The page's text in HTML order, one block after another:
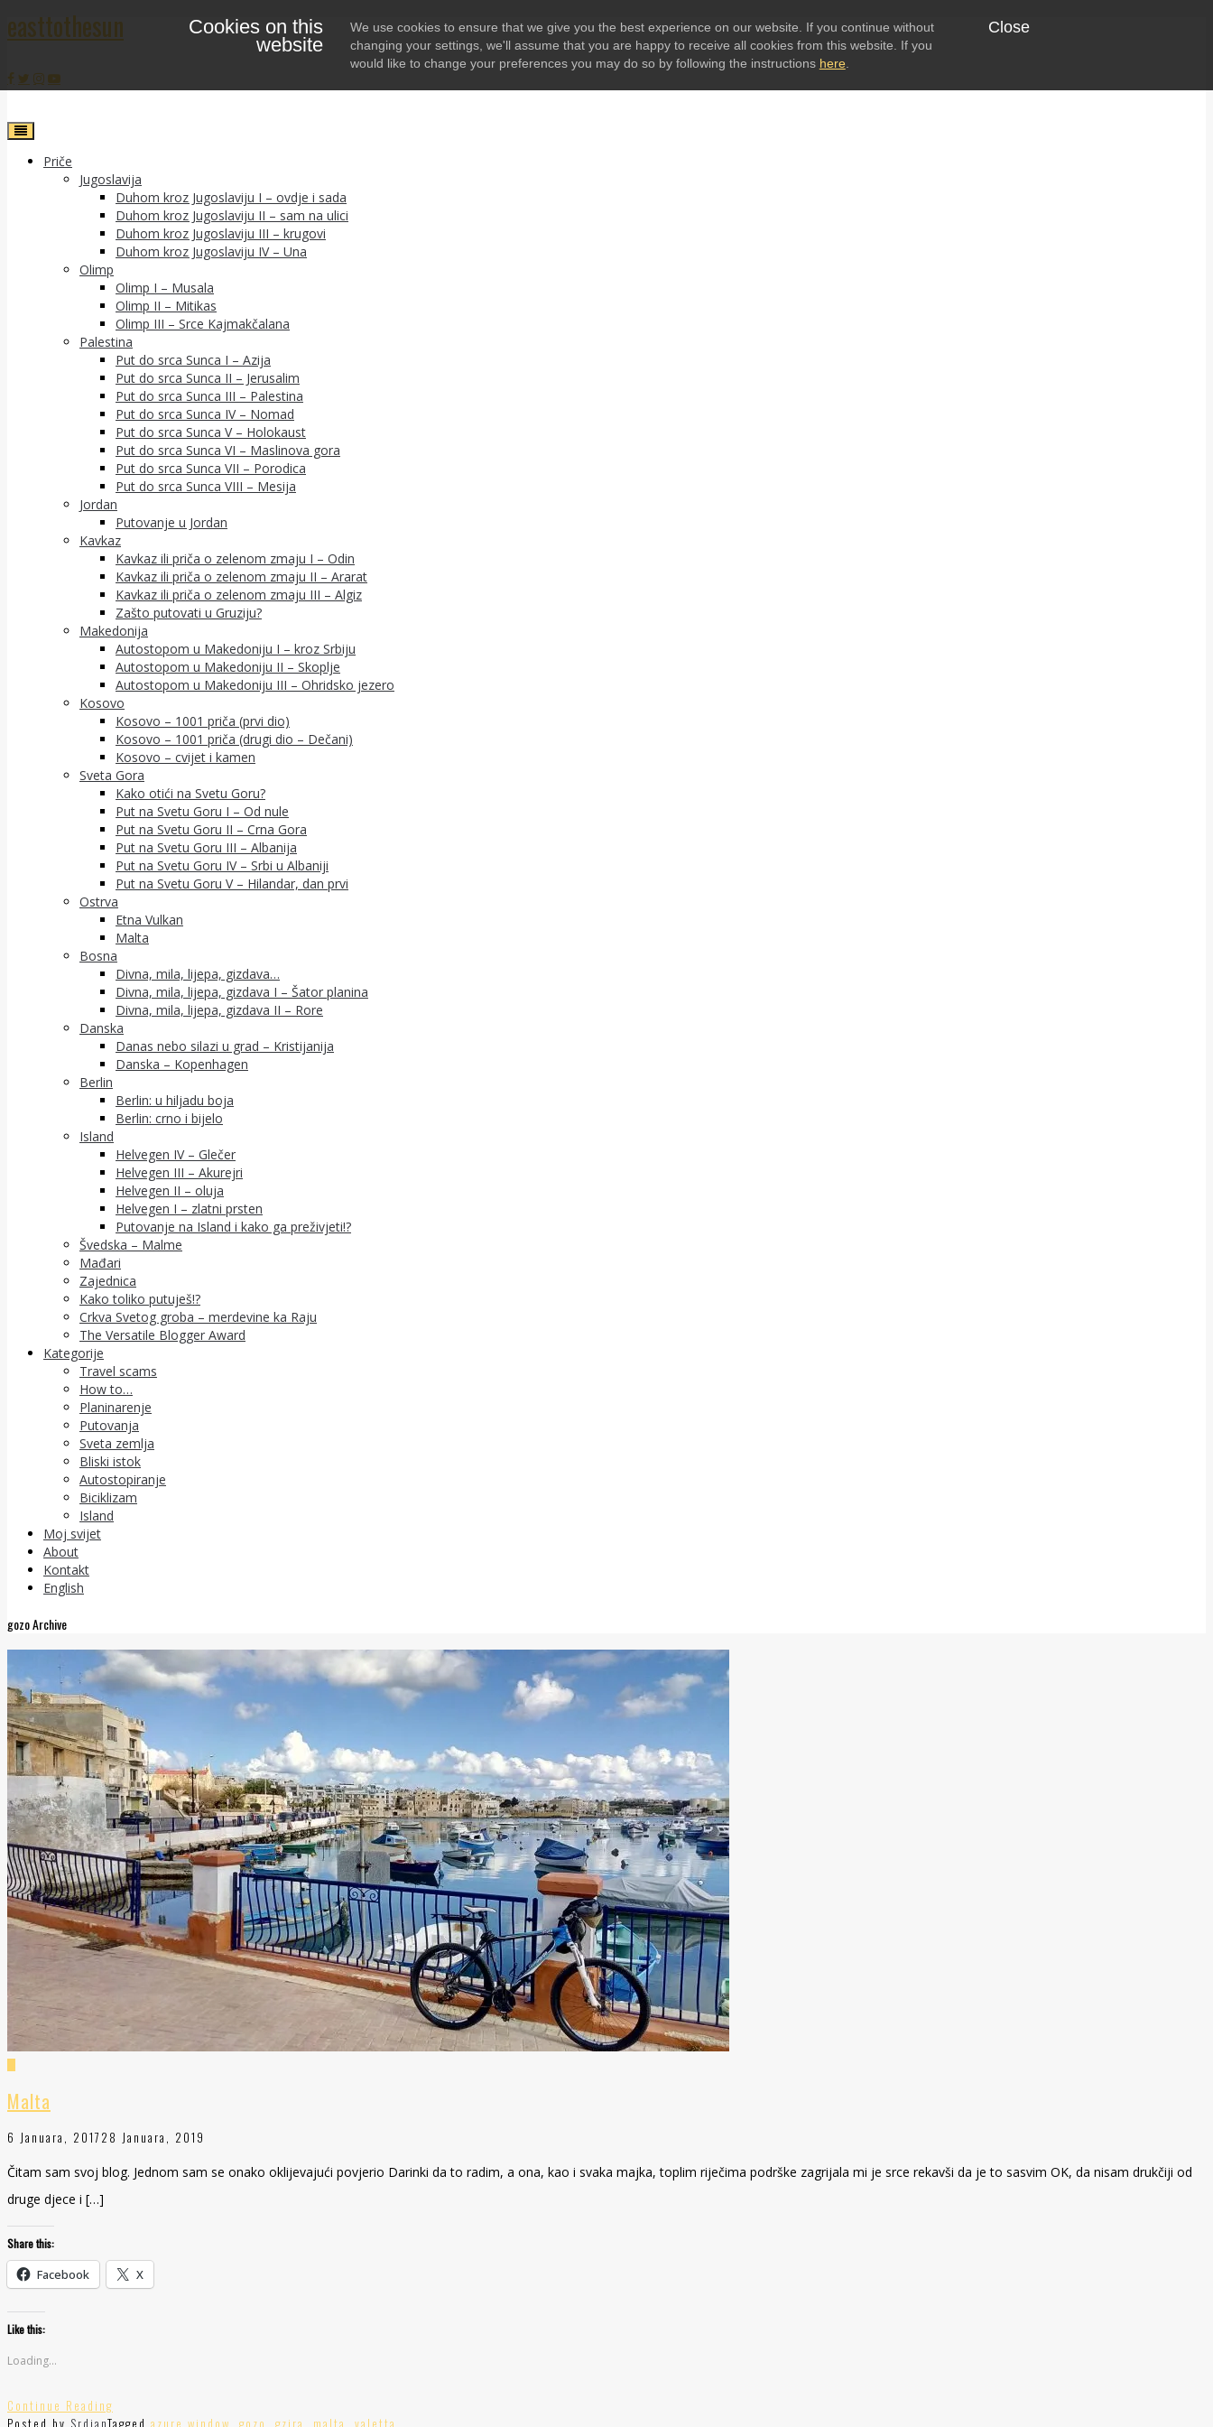
Cookies on this
website
We use cookies to ensure that we give you the best experience on our website. If you continue without
changing your settings, we'll assume that you are happy to receive all cookies from this website. If you
would like to change your preferences you may do so by following the instructions here.
Close
Skip
to
easttothesun
Priče
Jugoslavija
Duhom kroz Jugoslaviju I – ovdje i sada
Duhom kroz Jugoslaviju II – sam na ulici
Duhom kroz Jugoslaviju III – krugovi
Duhom kroz Jugoslaviju IV – Una
Olimp
Olimp I – Musala
Olimp II – Mitikas
Olimp III – Srce Kajmakčalana
Palestina
Put do srca Sunca I – Azija
Put do srca Sunca II – Jerusalim
Put do srca Sunca III – Palestina
Put do srca Sunca IV – Nomad
Put do srca Sunca V – Holokaust
Put do srca Sunca VI – Maslinova gora
Put do srca Sunca VII – Porodica
Put do srca Sunca VIII – Mesija
Jordan
Putovanje u Jordan
Kavkaz
Kavkaz ili priča o zelenom zmaju I – Odin
Kavkaz ili priča o zelenom zmaju II – Ararat
Kavkaz ili priča o zelenom zmaju III – Algiz
Zašto putovati u Gruziju?
Makedonija
Autostopom u Makedoniju I – kroz Srbiju
Autostopom u Makedoniju II – Skoplje
Autostopom u Makedoniju III – Ohridsko jezero
Kosovo
Kosovo – 1001 priča (prvi dio)
Kosovo – 1001 priča (drugi dio – Dečani)
Kosovo – cvijet i kamen
Sveta Gora
Kako otići na Svetu Goru?
Put na Svetu Goru I – Od nule
Put na Svetu Goru II – Crna Gora
Put na Svetu Goru III – Albanija
Put na Svetu Goru IV – Srbi u Albaniji
Put na Svetu Goru V – Hilandar, dan prvi
Ostrva
Etna Vulkan
Malta
Bosna
Divna, mila, lijepa, gizdava…
Divna, mila, lijepa, gizdava I – Šator planina
Divna, mila, lijepa, gizdava II – Rore
Danska
Danas nebo silazi u grad – Kristijanija
Danska – Kopenhagen
Berlin
Berlin: u hiljadu boja
Berlin: crno i bijelo
Island
Helvegen IV – Glečer
Helvegen III – Akurejri
Helvegen II – oluja
Helvegen I – zlatni prsten
Putovanje na Island i kako ga preživjeti!?
Švedska – Malme
Mađari
Zajednica
Kako toliko putuješ!?
Crkva Svetog groba – merdevine ka Raju
The Versatile Blogger Award
Kategorije
Travel scams
How to…
Planinarenje
Putovanja
Sveta zemlja
Bliski istok
Autostopiranje
Biciklizam
Island
Moj svijet
About
Kontakt
English
gozo Archive
Malta
6 Januara, 2017 28 Januara, 2019
Čitam sam svoj blog. Jednom sam se onako oklijevajući povjerio Darinki da to radim, a ona, kao i svaka majka, toplim riječima podrške zagrijala mi je srce rekavši da je to sasvim OK, da nisam drukčiji od
druge djece i […]
Share this:
Facebook X
Like this:
Loading...
Continue Reading
Posted by SrdjanTagged azure window gozo gzira malta valetta